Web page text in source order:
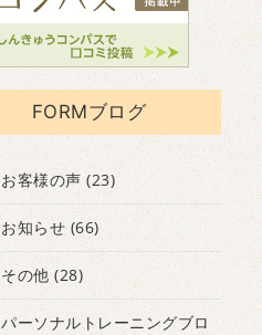
FORMブログ
お客様の声 (23)
お知らせ (66)
その他 (28)
パーソナルトレーニングブロ